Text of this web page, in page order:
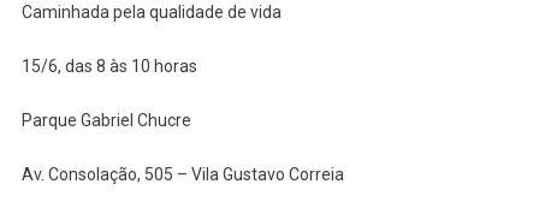
Caminhada pela qualidade de vida
15/6, das 8 às 10 horas
Parque Gabriel Chucre
Av. Consolação, 505 – Vila Gustavo Correia